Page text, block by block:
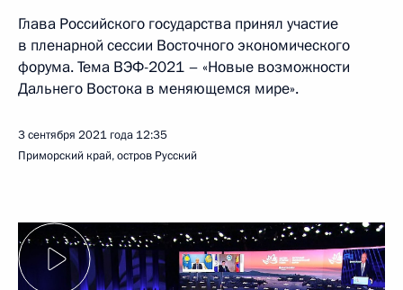
Глава Российского государства принял участие
в пленарной сессии Восточного экономического
форума. Тема ВЭФ-2021 – «Новые возможности
Дальнего Востока в меняющемся мире».
3 сентября 2021 года 12:35
Приморский край, остров Русский